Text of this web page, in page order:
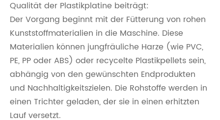
Qualität der Plastikplatine beiträgt:
Der Vorgang beginnt mit der Fütterung von rohen
Kunststoffmaterialien in die Maschine. Diese
Materialien können jungfräuliche Harze (wie PVC,
PE, PP oder ABS) oder recycelte Plastikpellets sein,
abhängig von den gewünschten Endprodukten
und Nachhaltigkeitszielen. Die Rohstoffe werden in
einen Trichter geladen, der sie in einen erhitzten
Lauf versetzt.